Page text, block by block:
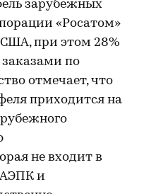
зарубежных
«Росатом»
при этом 28%
по
отмечает, что
приходится на
не входит в
и